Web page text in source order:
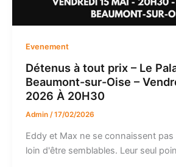
Evenement
Détenus à tout prix – Le
Beaumont-sur-Oise –
2026 À 20H30
Admin /17/02/2026
Eddy et Max ne se connaissent
loin d'être semblables. Leur seul